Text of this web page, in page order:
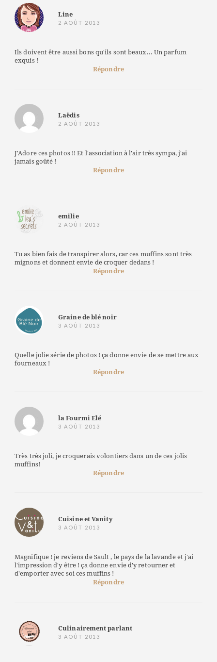
Line
2 AOÛT 2013
Ils doivent être aussi bons qu'ils sont beaux... Un parfum
exquis !
Répondre
Laëdis
2 AOÛT 2013
J'Adore ces photos !! Et l'association à l'air très sympa, j'ai
jamais goûté !
Répondre
emilie
2 AOÛT 2013
Tu as bien fais de transpirer alors, car ces muffins sont très
mignons et donnent envie de croquer dedans !
Répondre
Graine de blé noir
3 AOÛT 2013
Quelle jolie série de photos ! ça donne envie de se mettre aux
fourneaux !
Répondre
la Fourmi Elé
3 AOÛT 2013
Très très joli, je croquerais volontiers dans un de ces jolis
muffins!
Répondre
Cuisine et Vanity
3 AOÛT 2013
Magnifique ! je reviens de Sault , le pays de la lavande et j'ai
l'impression d'y être ! ça donne envie d'y retourner et
d'emporter avec soi ces muffins !
Répondre
Culinairement parlant
3 AOÛT 2013